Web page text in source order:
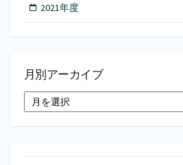
2021年度
月別アーカイブ
別